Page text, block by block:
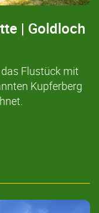
| Goldloch
Flustück mit
Kupferberg